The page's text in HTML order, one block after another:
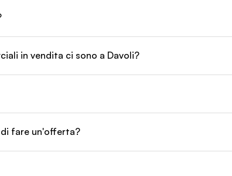
in vendita ci sono a Davoli?
fare un'offerta?